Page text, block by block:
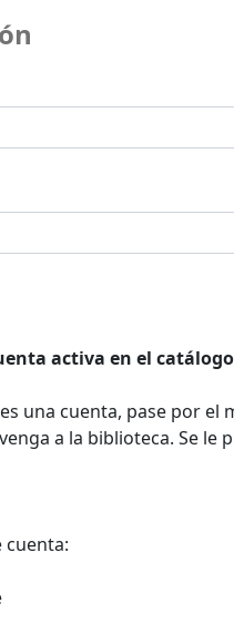
activa en el
una cuenta, pase por el
a la biblioteca. Se le
cuenta: